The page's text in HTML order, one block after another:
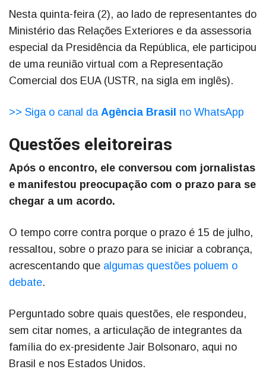
Nesta quinta-feira (2), ao lado de representantes do
Ministério das Relações Exteriores e da assessoria
especial da Presidência da República, ele participou
de uma reunião virtual com a Representação
Comercial dos EUA (USTR, na sigla em inglês).
>> Siga o canal da Agência Brasil no WhatsApp
Questões eleitoreiras
Após o encontro, ele conversou com jornalistas
e manifestou preocupação com o prazo para se
chegar a um acordo.
O tempo corre contra porque o prazo é 15 de julho,
ressaltou, sobre o prazo para se iniciar a cobrança,
acrescentando que algumas questões poluem o
debate.
Perguntado sobre quais questões, ele respondeu,
sem citar nomes, a articulação de integrantes da
família do ex-presidente Jair Bolsonaro, aqui no
Brasil e nos Estados Unidos.